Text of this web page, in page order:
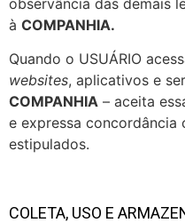
à COMPANHIA.
Quando o USUÁRIO
websites, aplicativos e
COMPANHIA – aceita
e expressa concordância
estipulados.
COLETA, USO E